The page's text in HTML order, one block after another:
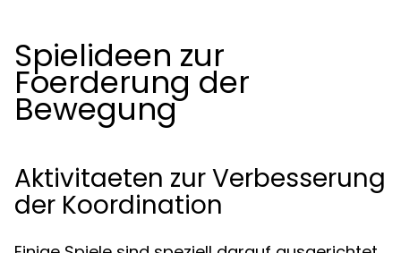
Spielideen zur
Foerderung der
Bewegung
Aktivitaeten zur Verbesserung
der Koordination